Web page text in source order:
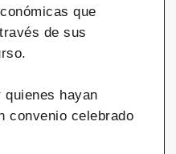
que
de sus
quienes hayan
convenio celebrado